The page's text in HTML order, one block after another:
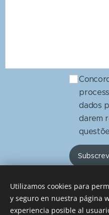
dados
darem
Utilizamos cookies para
y seguro en nuestra página
experiencia posible al